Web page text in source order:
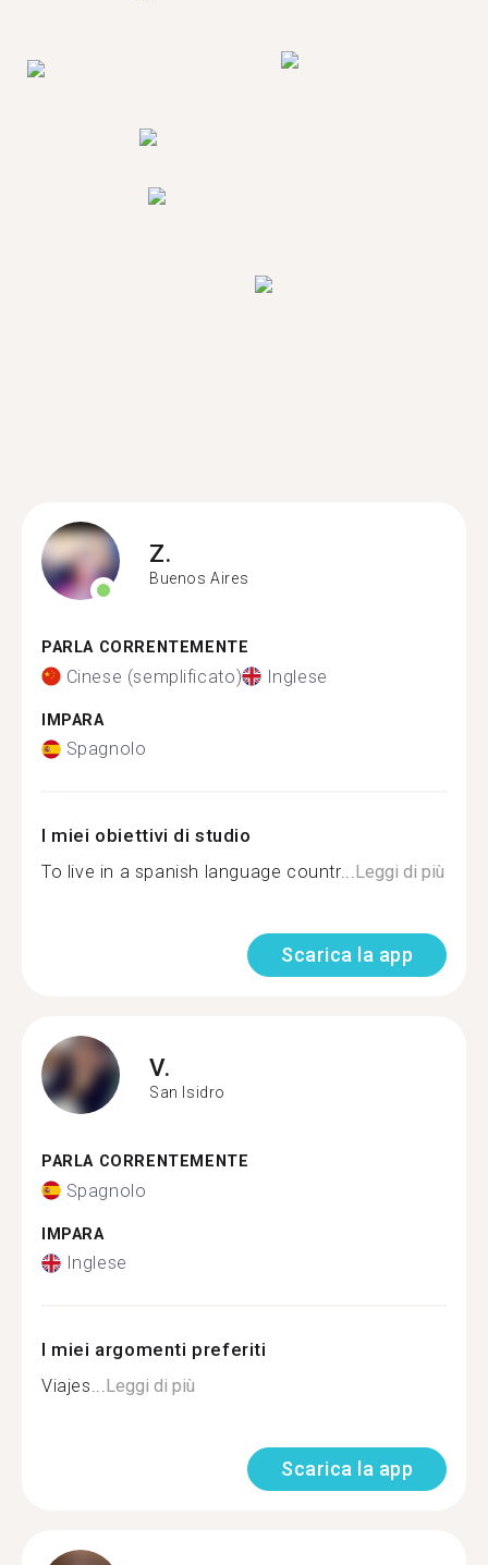
Z.
Buenos Aires
PARLA CORRENTEMENTE
Cinese (semplificato) Inglese
IMPARA
Spagnolo
I miei obiettivi di studio
To live in a spanish language countr...Leggi di più
Scarica la app
V.
San Isidro
PARLA CORRENTEMENTE
Spagnolo
IMPARA
Inglese
I miei argomenti preferiti
Viajes...Leggi di più
Scarica la app